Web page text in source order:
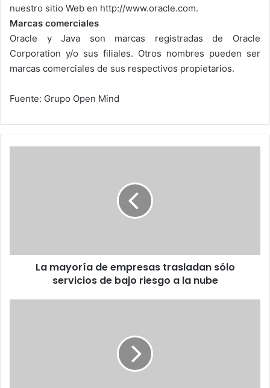
nuestro sitio Web en http://www.oracle.com.
Marcas comerciales
Oracle y Java son marcas registradas de Oracle
Corporation y/o sus filiales. Otros nombres pueden ser
marcas comerciales de sus respectivos propietarios.
Fuente: Grupo Open Mind
bajo
La mayoría de empresas trasladan sólo
servicios de bajo riesgo a la nube